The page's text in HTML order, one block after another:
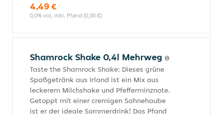
4,49 €
0,0% vol, inkl. Pfand (0,00 €)
Shamrock Shake 0,4l Mehrweg
Taste the Shamrock Shake: Dieses grüne
Spaßgetränk aus Irland ist ein Mix aus
leckerem Milchshake und Pfefferminznote.
Getoppt mit einer cremigen Sahnehaube
ist er der ideale Sommerdrink! Das Pfand